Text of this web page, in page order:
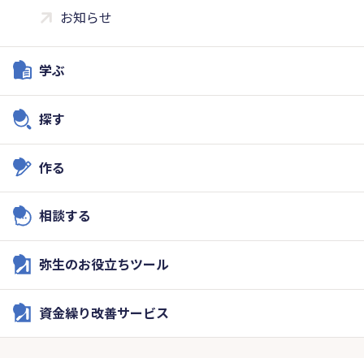
お知らせ
学ぶ
探す
作る
相談する
弥生のお役立ちツール
資金繰り改善サービス